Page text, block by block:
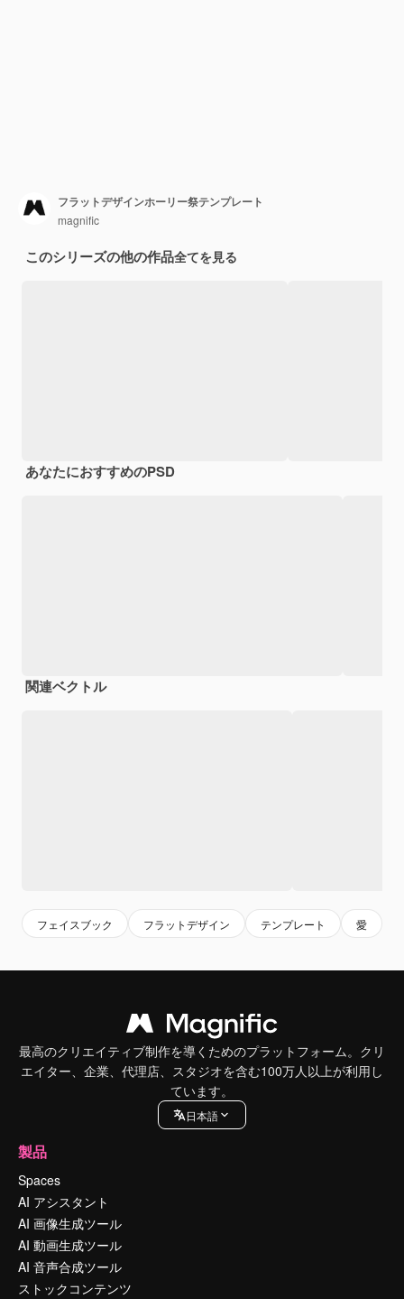
フラットデザインホーリー祭テンプレート
magnific
このシリーズの他の作品全てを見る
あなたにおすすめのPSD
関連ベクトル
フェイスブック フラットデザイン テンプレート 愛
最高のクリエイティブ制作を導くためのプラットフォーム。クリ
エイター、企業、代理店、スタジオを含む100万人以上が利用し
ています。
日本語
製品
Spaces
AI アシスタント
AI 画像生成ツール
AI 動画生成ツール
AI 音声合成ツール
ストックコンテンツ